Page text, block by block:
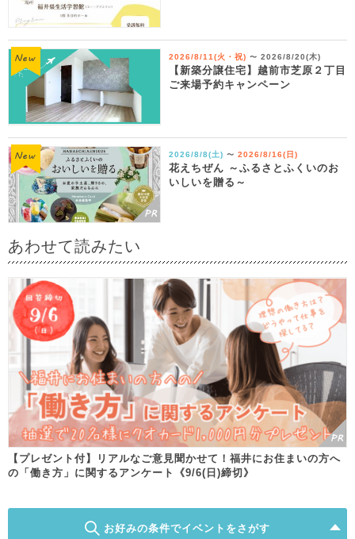
2026/8/11(火・祝) 〜 2026/8/20(木)
【新築分譲住宅】越前市芝原２丁目
ご来場予約キャンペーン
2026/8/8(土) 〜 2026/8/16(日)
花えちぜん ～ふるさとふくいのお
いしいを贈る～
あわせて読みたい
【プレゼント付】リアルなご意見聞かせて！福井にお住まいの方へ
の「働き方」に関するアンケート《9/6(日)締切》
お好みの条件でイベントをさがす